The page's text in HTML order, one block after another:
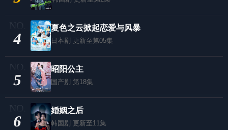
4
夏色之云掀起恋爱与风暴
日本剧 更新至第05集
5
昭阳公主
国产剧 第18集
6
婚姻之后
韩国剧 更新至11集